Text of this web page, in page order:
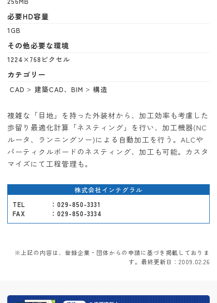
必要HD容量
1GB
その他必要な環境
1224×768ピクセル
カテゴリー
CAD 建築CAD、BIM 構造
複雑な「目地」を持った外装材から、加工効率も考慮した
歩留り最適化計算「ネスティング」を行い、加工機器(NC
ルータ、ランニングソー)による自動加工を行う。ALCや
パーティクルボードのネスティング、加工も可能。カスタ
マイズにて工程管理も。
株式会社インテグラル
TEL
：029-850-3331
FAX
：029-850-3334
※上記の内容は、登録企業・団体からの申請に基づき掲載しておりま
す。最終更新日：2009.02.26